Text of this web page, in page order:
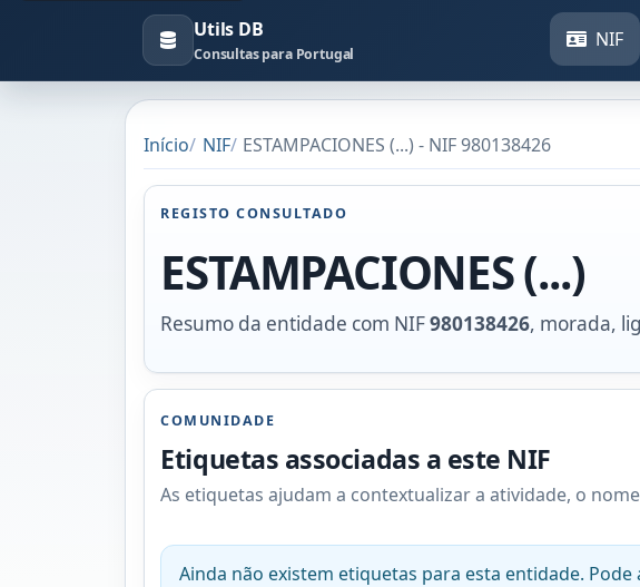
Utils DB
Consultas para Portugal
NIF
Início NIF ESTAMPACIONES (...) - NIF 980138426
REGISTO CONSULTADO
ESTAMPACIONES (...)
Resumo da entidade com NIF980138426, morada,
COMUNIDADE
Etiquetas associadas a este NIF
As etiquetas ajudam a contextualizar a atividade, o
Ainda não existem etiquetas para esta entidade.